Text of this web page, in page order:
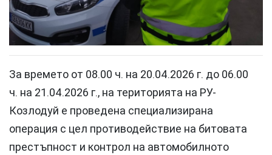
За времето от 08.00 ч. на 20.04.2026 г. до 06.00
ч. на 21.04.2026 г., на територията на РУ-
Козлодуй е проведена специализирана
операция с цел противодействие на битовата
престъпност и контрол на автомобилното